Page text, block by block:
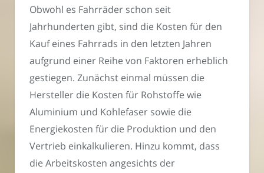
Obwohl es Fahrräder schon seit
Jahrhunderten gibt, sind die Kosten für den
Kauf eines Fahrrads in den letzten Jahren
aufgrund einer Reihe von Faktoren erheblich
gestiegen. Zunächst einmal müssen die
Hersteller die Kosten für Rohstoffe wie
Aluminium und Kohlefaser sowie die
Energiekosten für die Produktion und den
Vertrieb einkalkulieren. Hinzu kommt, dass
die Arbeitskosten angesichts der